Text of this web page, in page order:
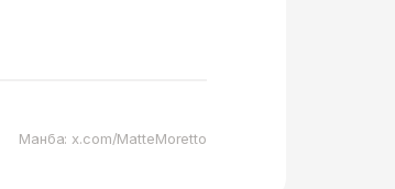
Манба: x.com/MatteMoretto